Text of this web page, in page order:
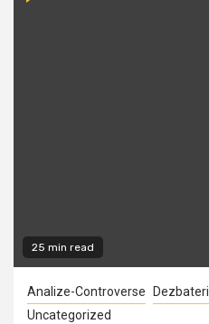
25 min read
Analize-Controverse Dezbateri
Uncategorized